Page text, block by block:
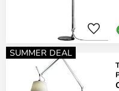
SUMMER DEAL